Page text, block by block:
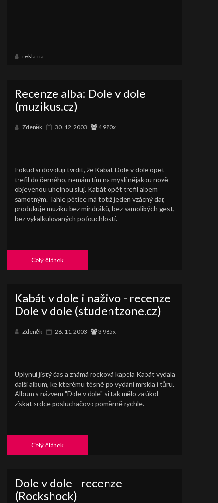
reklama
Recenze alba: Dole v dole
(muzikus.cz)
Zdeněk 30. 12. 2003 4 980x
Pokud si dovoluji tvrdit, že Kabát Dole v dole opět
trefil do černého, nemám tím na mysli nějakou nově
objevenou uhelnou sluj. Kabát opět trefil albem
samotným. Tahle pětice má totiž jeden vzácný dar,
produkuje muziku bez mindráků, bez samolibých gest,
bez vykalkulovaných poťouchlostí.
Celý článek
Kabát v dole i naživo - recenze
Dole v dole (studentzone.cz)
Zdeněk 26. 11. 2003 3 965x
Uplynul jistý čas a známá rocková kapela Kabát vydala
další album, ke kterému těsně po vydání mrskla i tůru.
Album s názvem "Dole v dole" si tak mělo za úkol
získat srdce posluchačovo poměrně rychle.
Celý článek
Dole v dole - recenze
(Rockshock)